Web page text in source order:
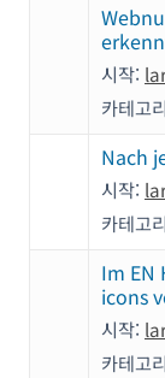
시작:
카테고
Nach
시작:
카테고
Im EN
icons
시작:
카테고